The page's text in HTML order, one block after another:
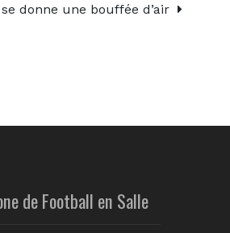
donne une bouffée d’air
de Football en Salle